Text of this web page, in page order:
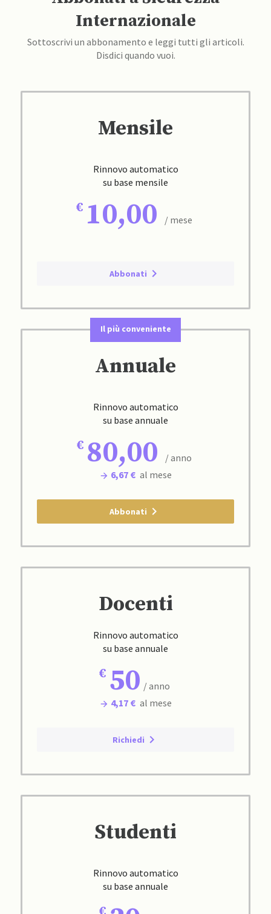
Internazionale
Sottoscrivi un abbonamento e leggi tutti gli articoli.
Disdici quando vuoi.
Mensile
Rinnovo automatico
su base mensile
10,00 / mese
Abbonati
Il più conveniente
Annuale
Rinnovo automatico
su base annuale
80,00
/ anno
6,67 € al mese
Abbonati
Docenti
Rinnovo automatico
su base annuale
50 / anno
4,17 € al mese
Richiedi
Studenti
Rinnovo automatico
su base annuale